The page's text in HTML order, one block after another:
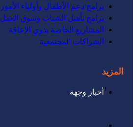
برامج دعم الأطفال وأولياء الأمور
برامج تأهيل الشباب وسوق العمل
المشاريع الخاصة بذوي الإعاقة
الشراكات المجتمعية
المزيد
أخبار وجهة